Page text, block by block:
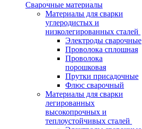
Сварочные материалы
Материалы для сварки
углеродистых и
низколегированных сталей
Электроды сварочные
Проволока сплошная
Проволока
порошковая
Прутки присадочные
Флюс сварочный
Материалы для сварки
легированных
высокопрочных и
теплоустойчивых сталей